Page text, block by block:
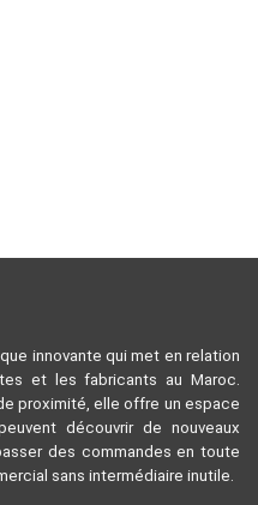
innovante qui met en relation
et les fabricants au Maroc.
proximité, elle offre un espace
découvrir de nouveaux
des commandes en toute
sans intermédiaire inutile.